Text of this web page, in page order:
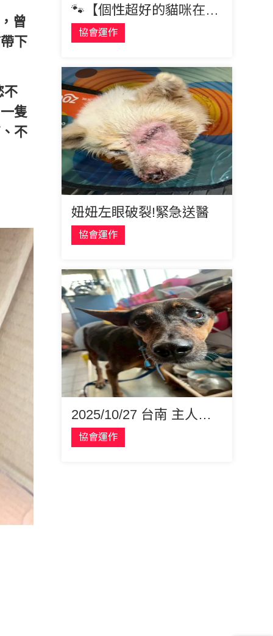
曾
下
不
隻
不
🐾【個性超好的貓咪在找家🏡】 秋月跟秋露
協會運作
妞妞左眼破裂!緊急送醫
協會運作
2025/10/27 台南 主人過世的遺孤狗狗 小黃 (歡迎認養)
協會運作